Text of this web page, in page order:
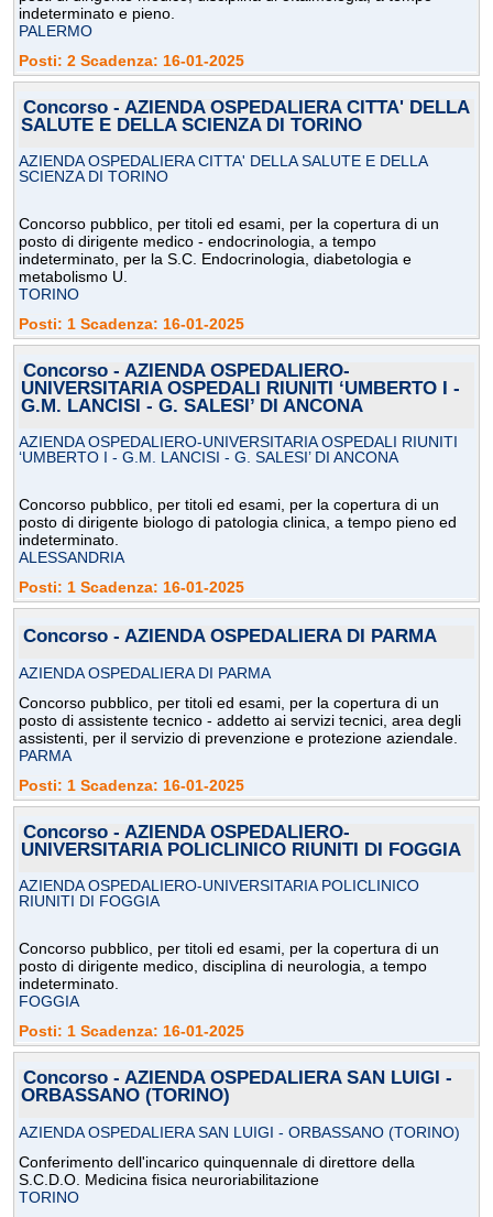
indeterminato e pieno.
PALERMO
Posti: 2 Scadenza: 16-01-2025
Concorso - AZIENDA OSPEDALIERA CITTA' DELLA
SALUTE E DELLA SCIENZA DI TORINO
AZIENDA OSPEDALIERA CITTA' DELLA SALUTE E DELLA
SCIENZA DI TORINO
Concorso pubblico, per titoli ed esami, per la copertura di un
posto di dirigente medico - endocrinologia, a tempo
indeterminato, per la S.C. Endocrinologia, diabetologia e
metabolismo U.
TORINO
Posti: 1 Scadenza: 16-01-2025
Concorso - AZIENDA OSPEDALIERO-
UNIVERSITARIA OSPEDALI RIUNITI ‘UMBERTO I -
G.M. LANCISI - G. SALESI’ DI ANCONA
AZIENDA OSPEDALIERO-UNIVERSITARIA OSPEDALI RIUNITI
‘UMBERTO I - G.M. LANCISI - G. SALESI’ DI ANCONA
Concorso pubblico, per titoli ed esami, per la copertura di un
posto di dirigente biologo di patologia clinica, a tempo pieno ed
indeterminato.
ALESSANDRIA
Posti: 1 Scadenza: 16-01-2025
Concorso - AZIENDA OSPEDALIERA DI PARMA
AZIENDA OSPEDALIERA DI PARMA
Concorso pubblico, per titoli ed esami, per la copertura di un
posto di assistente tecnico - addetto ai servizi tecnici, area degli
assistenti, per il servizio di prevenzione e protezione aziendale.
PARMA
Posti: 1 Scadenza: 16-01-2025
Concorso - AZIENDA OSPEDALIERO-
UNIVERSITARIA POLICLINICO RIUNITI DI FOGGIA
AZIENDA OSPEDALIERO-UNIVERSITARIA POLICLINICO
RIUNITI DI FOGGIA
Concorso pubblico, per titoli ed esami, per la copertura di un
posto di dirigente medico, disciplina di neurologia, a tempo
indeterminato.
FOGGIA
Posti: 1 Scadenza: 16-01-2025
Concorso - AZIENDA OSPEDALIERA SAN LUIGI -
ORBASSANO (TORINO)
AZIENDA OSPEDALIERA SAN LUIGI - ORBASSANO (TORINO)
Conferimento dell'incarico quinquennale di direttore della
S.C.D.O. Medicina fisica neuroriabilitazione
TORINO